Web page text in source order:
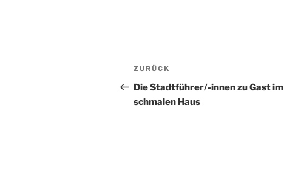
Beitragsnavigation
Vorheriger
Beitrag
ZURÜCK
Die Stadtführer/-innen zu Gast im
schmalen Haus